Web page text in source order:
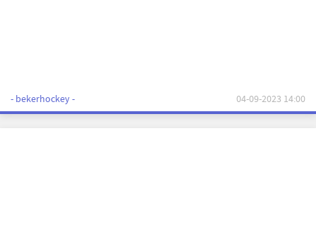
- bekerhockey - 04-09-2023 14:00